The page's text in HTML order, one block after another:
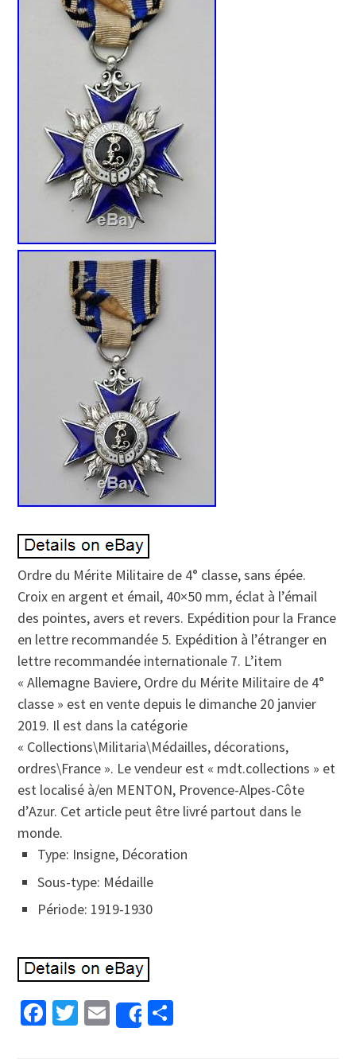
Ordre du Mérite Militaire de 4° classe, sans épée.
Croix en argent et émail, 40×50 mm, éclat à l’émail
des pointes, avers et revers. Expédition pour la France
en lettre recommandée 5. Expédition à l’étranger en
lettre recommandée internationale 7. L’item
« Allemagne Baviere, Ordre du Mérite Militaire de 4°
classe » est en vente depuis le dimanche 20 janvier
2019. Il est dans la catégorie
« Collections\Militaria\Médailles, décorations,
ordres\France ». Le vendeur est « mdt.collections » et
est localisé à/en MENTON, Provence-Alpes-Côte
d’Azur. Cet article peut être livré partout dans le
monde.
Type: Insigne, Décoration
Sous-type: Médaille
Période: 1919-1930
Facebook
Twitter
EmailShare